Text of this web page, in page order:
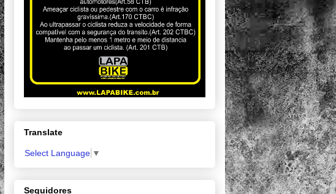
Translate
Select Language ▼
Seguidores